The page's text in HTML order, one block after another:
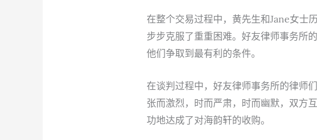
在整个交易过程中，黄先生和Jane女士
步步克服了重重困难。好友律师事务所
他们争取到最有利的条件。
在谈判过程中，好友律师事务所的律师
张而激烈，时而严肃，时而幽默，双方
功地达成了对海韵轩的收购。